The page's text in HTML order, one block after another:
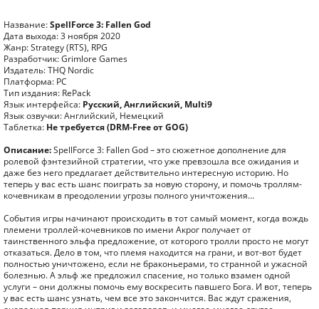
Название:SpellForce 3: Fallen God
Дата выхода: 3 ноября 2020
Жанр: Strategy (RTS), RPG
Разработчик: Grimlore Games
Издатель: THQ Nordic
Платформа: PC
Тип издания: RePack
Язык интерфейса: Русский, Английский, Multi9
Язык озвучки: Английский, Немецкий
Таблетка: Не требуется (DRM-Free от GOG)
Описание:SpellForce 3: Fallen God – это сюжетное дополнение для
ролевой фэнтезийной стратегии, что уже превзошла все ожидания и
даже без него предлагает действительно интересную историю. Но
теперь у вас есть шанс поиграть за новую сторону, и помочь троллям-
кочевникам в преодолении угрозы полного уничтожения…
События игры начинают происходить в тот самый момент, когда вождь
племени троллей-кочевников по имени Акрог получает от
таинственного эльфа предложение, от которого тролли просто не могут
отказаться. Дело в том, что племя находится на грани, и вот-вот будет
полностью уничтожено, если не браконьерами, то странной и ужасной
болезнью. А эльф же предложил спасение, но только взамен одной
услуги – они должны помочь ему воскресить павшего Бога. И вот, теперь
у вас есть шанс узнать, чем все это закончится. Вас ждут сражения,